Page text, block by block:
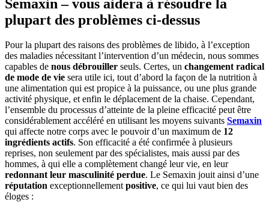
Semaxin – vous aidera à résoudre la
plupart des problèmes ci-dessus
Pour la plupart des raisons des problèmes de libido, à l’exception
des maladies nécessitant l’intervention d’un médecin, nous sommes
capables de nous débrouiller seuls. Certes, un changement radical
de mode de vie sera utile ici, tout d’abord la façon de la nutrition à
une alimentation qui est propice à la puissance, ou une plus grande
activité physique, et enfin le déplacement de la chaise. Cependant,
l’ensemble du processus d’atteinte de la pleine efficacité peut être
considérablement accéléré en utilisant les moyens suivants Semaxin
qui affecte notre corps avec le pouvoir d’un maximum de 12
ingrédients actifs. Son efficacité a été confirmée à plusieurs
reprises, non seulement par des spécialistes, mais aussi par des
hommes, à qui elle a complètement changé leur vie, en leur
redonnant leur masculinité perdue. Le Semaxin jouit ainsi d’une
réputation exceptionnellementpositive, ce qui lui vaut bien des
éloges :